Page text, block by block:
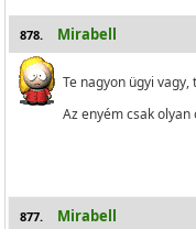
878. Mirabell
Te nagyon ügyi vagy,
Az enyém csak
877. Mirabell